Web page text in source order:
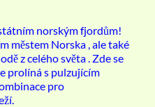
norským fjordům!
městem Norska , ale také
z celého světa . Zde se
prolíná s pulzujícím
pro